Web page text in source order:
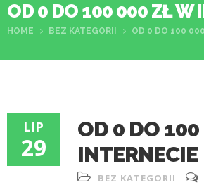
OD 0 DO 100 000 ZŁ W
HOME BEZ KATEGORII OD 0 DO 100
LIP
29
OD 0 DO
INTERNECIE
BEZ KATEGORII